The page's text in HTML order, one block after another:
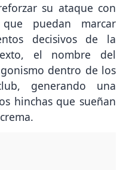
su ataque con
puedan marcar
decisivos de la
el nombre del
dentro de los
generando una
hinchas que sueñan